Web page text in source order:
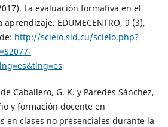
La evaluación formativa en el
EDUMECENTRO, 9 (3),
http://scielo.sld.cu/scielo.php?
Caballero, G. K. y Paredes Sánchez,
y formación docente en
en clases no presenciales durante la